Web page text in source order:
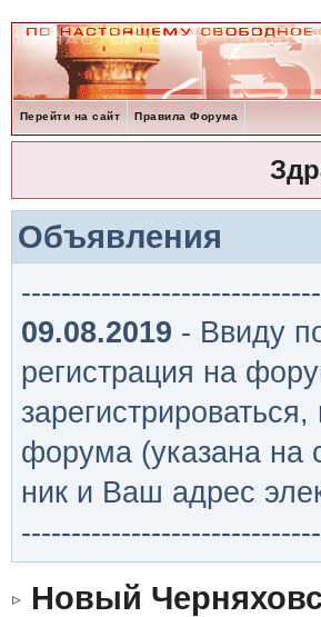
Перейти на сайт Правила Форума
Объявления
09.08.2019 - Ввиду
регистрация на
форума (указана на
ник и Ваш адрес
Новый